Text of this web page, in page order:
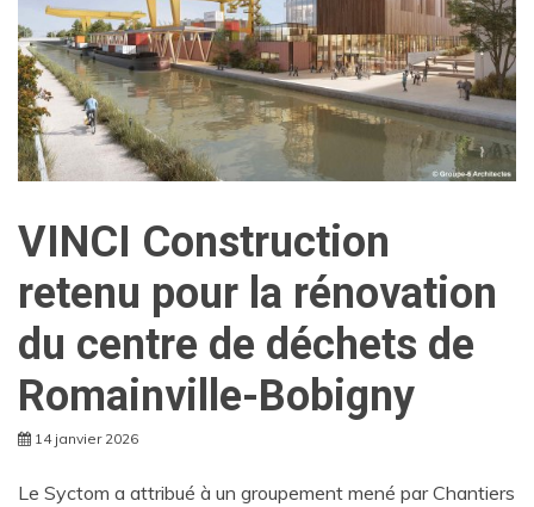
VINCI Construction
retenu pour la rénovation
du centre de déchets de
Romainville-Bobigny
14 janvier 2026
Le Syctom a attribué à un groupement mené par Chantiers